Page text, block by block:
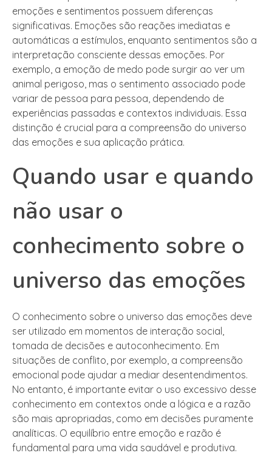
emoções e sentimentos possuem diferenças
significativas. Emoções são reações imediatas e
automáticas a estímulos, enquanto sentimentos são a
interpretação consciente dessas emoções. Por
exemplo, a emoção de medo pode surgir ao ver um
animal perigoso, mas o sentimento associado pode
variar de pessoa para pessoa, dependendo de
experiências passadas e contextos individuais. Essa
distinção é crucial para a compreensão do universo
das emoções e sua aplicação prática.
Quando usar e quando
não usar o
conhecimento sobre o
universo das emoções
O conhecimento sobre o universo das emoções deve
ser utilizado em momentos de interação social,
tomada de decisões e autoconhecimento. Em
situações de conflito, por exemplo, a compreensão
emocional pode ajudar a mediar desentendimentos.
No entanto, é importante evitar o uso excessivo desse
conhecimento em contextos onde a lógica e a razão
são mais apropriadas, como em decisões puramente
analíticas. O equilíbrio entre emoção e razão é
fundamental para uma vida saudável e produtiva.